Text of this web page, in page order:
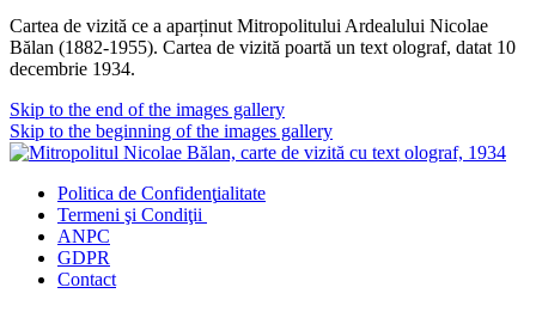
Cartea de vizită ce a aparținut Mitropolitului Ardealului Nicolae
Bălan (1882-1955). Cartea de vizită poartă un text olograf, datat 10
decembrie 1934.
Skip to the end of the images gallery
Skip to the beginning of the images gallery
Politica de Confidenţialitate
Termeni şi Condiţii
ANPC
GDPR
Contact